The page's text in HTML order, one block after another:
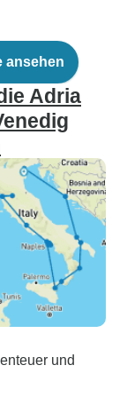
ansehen
Adria
und